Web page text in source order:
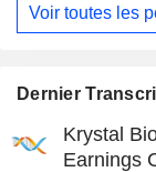
Dernier
Krystal
Earnings
Voir toutes les